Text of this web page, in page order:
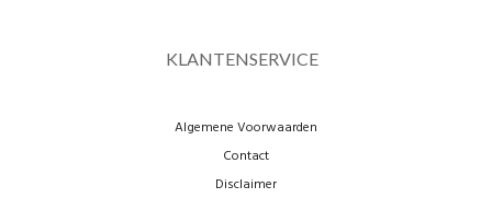
KLANTENSERVICE
Algemene Voorwaarden
Contact
Disclaimer